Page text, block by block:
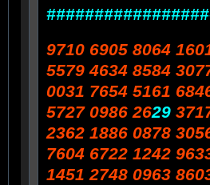
9710 6905 8064
5579 4634 8584
0031 7654 5161
5727 0986 2629
2362 1886 0878
7604 6722 1242
1451 2748 0963